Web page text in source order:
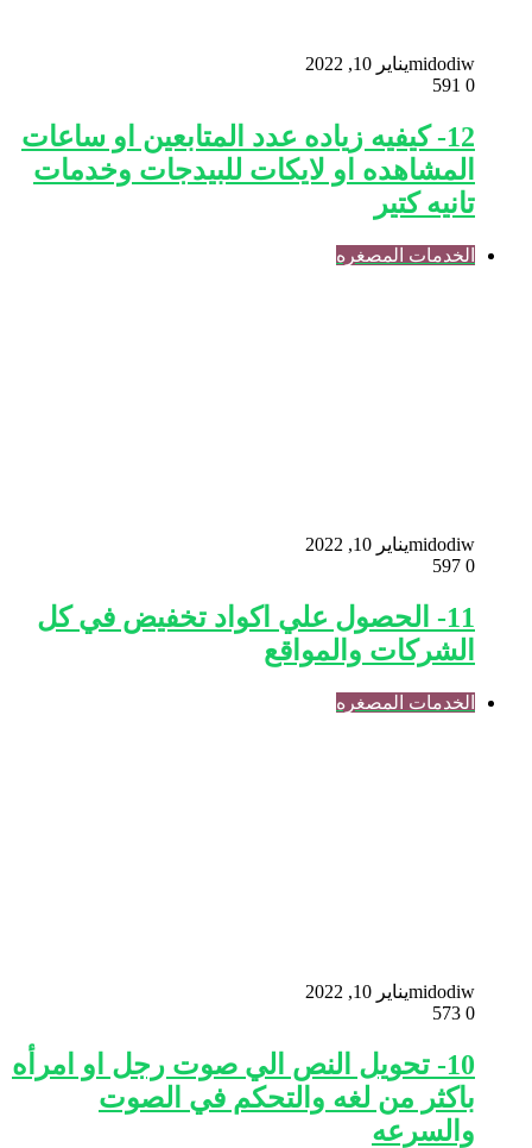
midodiwيناير 10, 2022
0
12- كيفيه زياده عدد المتابعين او ساعات
المشاهده او لايكات للبيدجات وخدمات
تانيه كتير
الخدمات المصغره
midodiwيناير 10, 2022
0
11- الحصول علي اكواد تخفيض في كل
الشركات والمواقع
الخدمات المصغره
midodiwيناير 10, 2022
0
10- تحويل النص الي صوت رجل او امرأه
باكثر من لغه والتحكم في الصوت
والسرعه